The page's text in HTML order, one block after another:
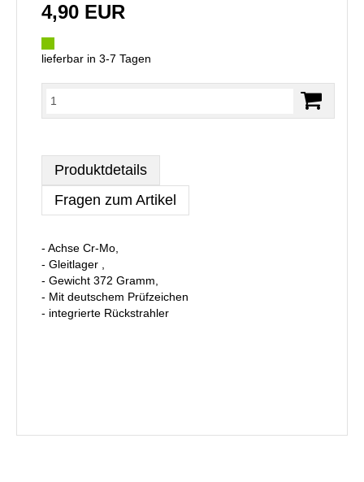
4,90 EUR
lieferbar in 3-7 Tagen
Produktdetails
Fragen zum Artikel
- Achse Cr-Mo,
- Gleitlager ,
- Gewicht 372 Gramm,
- Mit deutschem Prüfzeichen
- integrierte Rückstrahler